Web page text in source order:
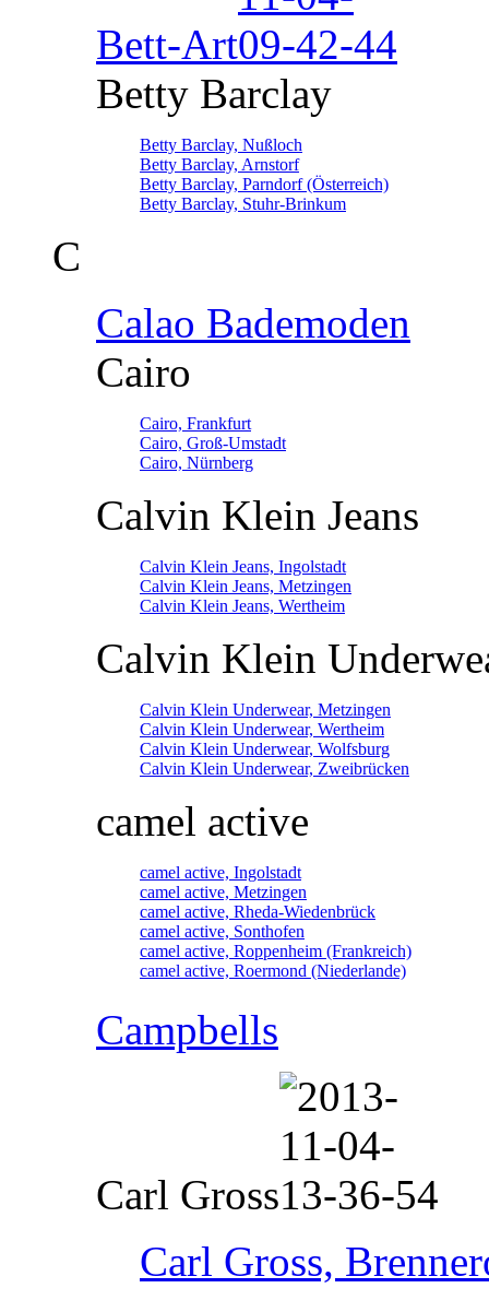
Bett-Art
Betty Barclay
Betty Barclay, Nußloch
Betty Barclay, Arnstorf
Betty Barclay, Parndorf (Österreich)
Betty Barclay, Stuhr-Brinkum
C
Calao Bademoden
Cairo
Cairo, Frankfurt
Cairo, Groß-Umstadt
Cairo, Nürnberg
Calvin Klein Jeans
Calvin Klein Jeans, Ingolstadt
Calvin Klein Jeans, Metzingen
Calvin Klein Jeans, Wertheim
Calvin Klein
Calvin Klein Underwear, Metzingen
Calvin Klein Underwear, Wertheim
Calvin Klein Underwear, Wolfsburg
Calvin Klein Underwear, Zweibrücken
camel active
camel active, Ingolstadt
camel active, Metzingen
camel active, Rheda-Wiedenbrück
camel active, Sonthofen
camel active, Roppenheim (Frankreich)
camel active, Roermond (Niederlande)
Campbells
Carl Gross
Carl Gross,